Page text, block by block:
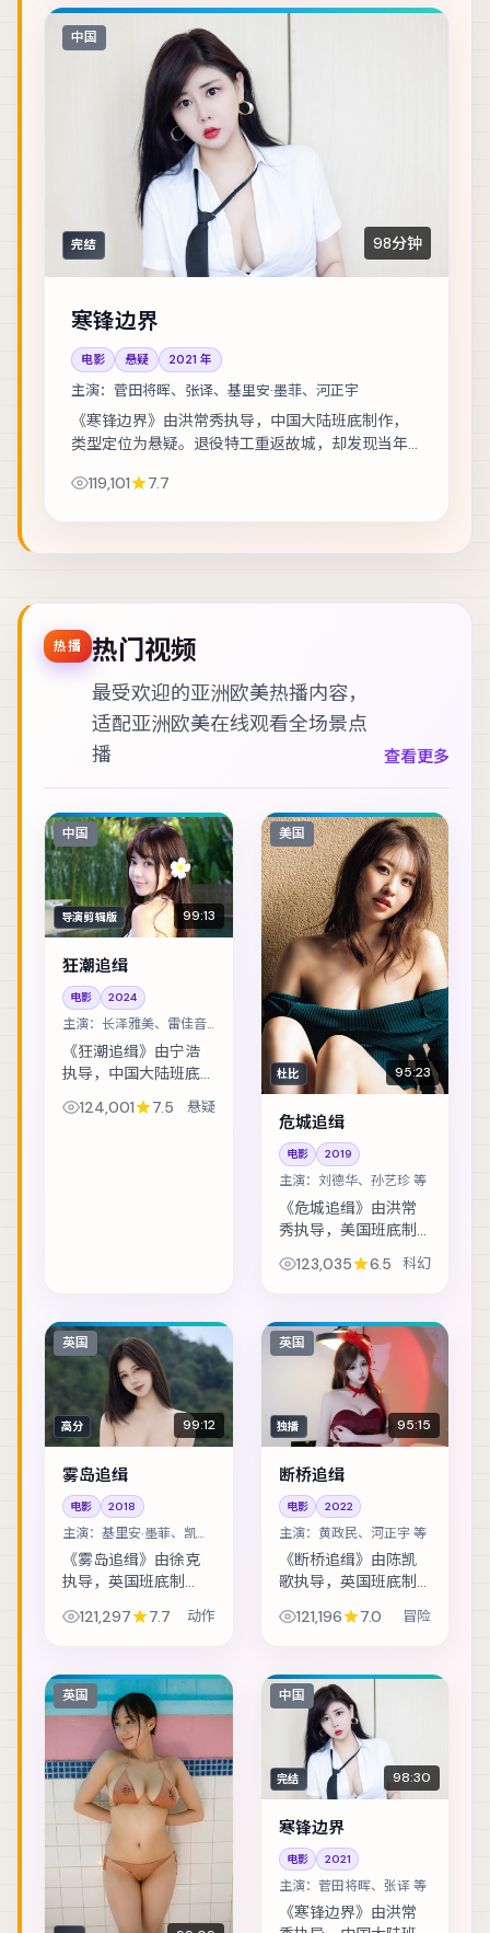
中国
完结 98分钟
寒锋边界
电影 悬疑 2021 年
主演： 菅田将晖、张译、基里安·墨菲、河正宇
《寒锋边界》由洪常秀执导，中国大陆班底制作，
类型定位为悬疑。退役特工重返故城，却发现当年
里安·墨菲 等，表演层次丰富。在类型框架内尝...
119,101 7.7
热播 热门视频
最受欢迎的亚洲欧美热播内容，
适配亚洲欧美在线观看全场景点
播
查看更多
中国
导演剪辑版 99:13
狂潮追缉
电影 2024
主演： 长泽雅美、雷佳音
等
《狂潮追缉》由宁浩
执导，中国大陆班底
制作，类型定位为悬
疑。灾难预警被压下
124,001 7.5 悬疑
美国
杜比 95:23
危城追缉
电影 2019
主演： 刘德华、孙艺珍 等
《危城追缉》由洪常
秀执导，美国班底制
幻。边境小镇的连环
包括刘德华、孙艺
珍、菅田将晖 等，表
123,035 6.5 科幻
英国
高分 99:12
雾岛追缉
电影 2018
主演： 基里安·墨菲、凯特·
布兰切特 等
《雾岛追缉》由徐克
执导，英国班底制
作。马戏团巡演最后
主演包括基里安·墨
菲、凯特·布兰切特、
121,297 7.7 动作
英国
独播 95:15
断桥追缉
电影 2022
主演： 黄政民、河正宇 等
《断桥追缉》由陈凯
歌执导，英国班底制
险。边境小镇的连环
包括黄政民、河正
宇、梁朝伟 等，表演
层...
121,196 7.0 冒险
英国 中国
完结 98:30
寒锋边界
电影 2021
主演： 菅田将晖、张译 等
《寒锋边界》由洪常